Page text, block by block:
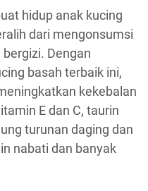
hidup anak kucing
dari mengonsumsi
Dengan
basah terbaik ini,
kekebalan
E dan C, taurin
turunan daging dan
nabati dan banyak